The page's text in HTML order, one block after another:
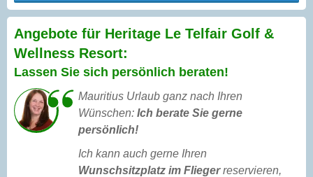
Angebote für Heritage Le Telfair Golf &
Wellness Resort:
Lassen Sie sich persönlich beraten!
Mauritius Urlaub ganz nach Ihren
Wünschen: Ich berate Sie gerne
persönlich!
Ich kann auch gerne Ihren
Wunschsitzplatz im Fliegerreservieren,